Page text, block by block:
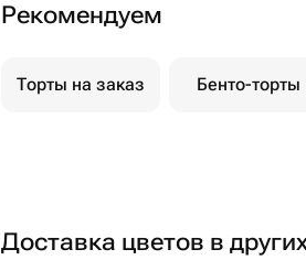
Рекомендуем
Торты на заказ Бенто-торты
Доставка цветов в